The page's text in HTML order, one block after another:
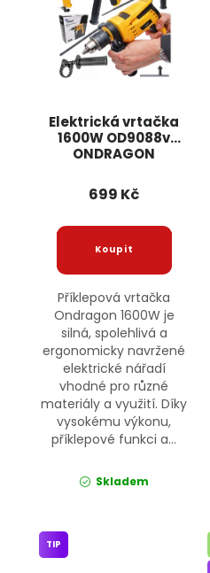
Elektrická vrtačka
1600W OD9088v
ONDRAGON
699 Kč
Příklepová vrtačka
Ondragon 1600W je
silná, spolehlivá a
ergonomicky navržené
elektrické nářadí
vhodné pro různé
materiály a využití. Díky
vysokému výkonu,
příklepové funkci a...
Skladem
TIP